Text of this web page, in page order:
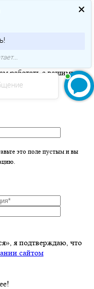
данных
данных. Нажимая
политикой
работать с вашими
это поле пустым и вы
я подтверждаю, что
сайтом